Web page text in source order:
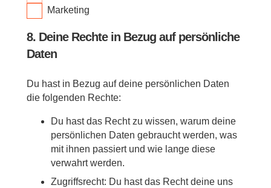
Marketing
8. Deine Rechte in Bezug auf persönliche
Daten
Du hast in Bezug auf deine persönlichen Daten
die folgenden Rechte:
Du hast das Recht zu wissen, warum deine
persönlichen Daten gebraucht werden, was
mit ihnen passiert und wie lange diese
verwahrt werden.
Zugriffsrecht: Du hast das Recht deine uns